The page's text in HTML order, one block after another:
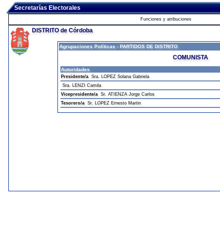
Secretarías Electorales
Funciones y atribuciones
DISTRITO de Córdoba
Agrupaciones Políticas - PARTIDOS DE DISTRITO
COMUNISTA
Autoridades
Presidente/aSra. LOPEZ Solana Gabriela
Sra. LENZI Camila
Vicepresidente/aSr. ATIENZA Jorge Carlos
Tesorero/aSr. LOPEZ Ernesto Martin